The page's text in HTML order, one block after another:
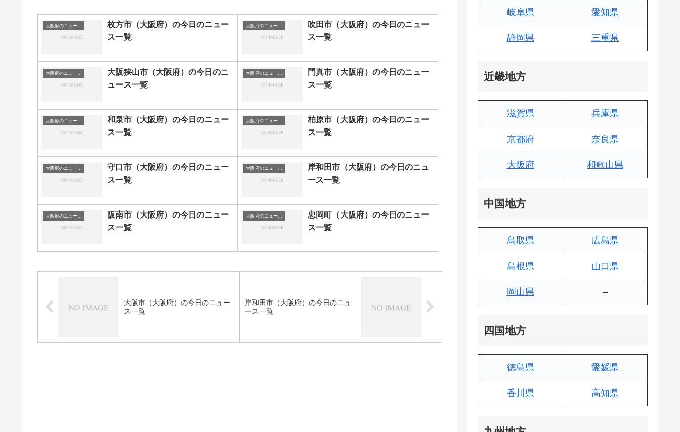
大阪府のニュース一覧
枚方市（大阪府）の今日のニュー
ス一覧
大阪府のニュース一覧
吹田市（大阪府）の今日のニュー
ス一覧
大阪府のニュース一覧
大阪狭山市（大阪府）の今日のニ
ュース一覧
大阪府のニュース一覧
門真市（大阪府）の今日のニュー
ス一覧
大阪府のニュース一覧
和泉市（大阪府）の今日のニュー
ス一覧
大阪府のニュース一覧
柏原市（大阪府）の今日のニュー
ス一覧
大阪府のニュース一覧
守口市（大阪府）の今日のニュー
ス一覧
大阪府のニュース一覧
岸和田市（大阪府）の今日のニュ
ース一覧
大阪府のニュース一覧
阪南市（大阪府）の今日のニュー
ス一覧
大阪府のニュース一覧
忠岡町（大阪府）の今日のニュー
ス一覧
大阪市（大阪府）の今日のニュー
ス一覧
岸和田市（大阪府）の今日のニュ
ース一覧
岐阜県 愛知県
静岡県 三重県
近畿地方
滋賀県 兵庫県
京都府 奈良県
大阪府 和歌山県
中国地方
鳥取県 広島県
島根県 山口県
岡山県 –
四国地方
徳島県 愛媛県
香川県 高知県